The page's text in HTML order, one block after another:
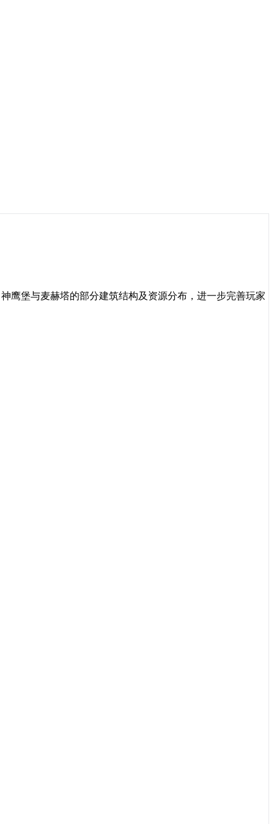
鹰堡与麦赫塔的部分建筑结构及资源分布，进一步完善玩家